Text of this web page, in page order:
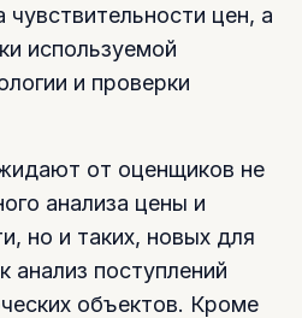
чувствительности цен, а
используемой
и проверки
от оценщиков не
анализа цены и
но и таких, новых для
анализ поступлений
объектов. Кроме